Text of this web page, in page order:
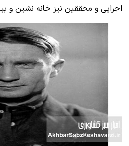
اجرایی و محققین نیز خانه نشین و